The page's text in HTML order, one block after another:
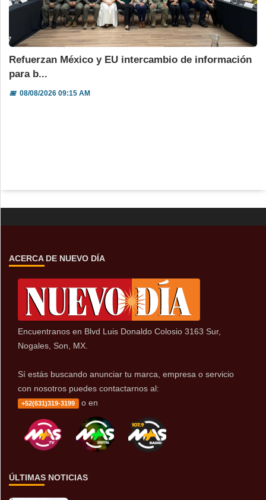
Refuerzan México y EU intercambio de información
para b...
📅08/08/2026 09:15 AM
ACERCA DE NUEVO DÍA
Encuentranos en Blvd Luis Donaldo Colosio 3163 Sur,
Nogales, Son, MX.
Sí estás buscando anunciar tu marca, empresa o servicio
con nosotros puedes contactarnos al:
+52(631)319-3199 o en
ÚLTIMAS NOTICIAS